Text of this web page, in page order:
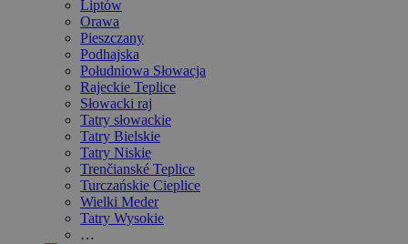
Liptów
Orawa
Pieszczany
Podhajska
Południowa Słowacja
Rajeckie Teplice
Słowacki raj
Tatry słowackie
Tatry Bielskie
Tatry Niskie
Trenčianské Teplice
Turczańskie Cieplice
Wielki Meder
Tatry Wysokie
…